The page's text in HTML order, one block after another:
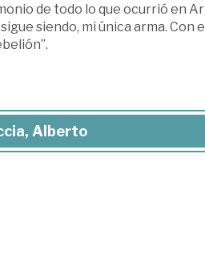
de todo lo que ocurrió en
siendo, mi única arma.
Alberto